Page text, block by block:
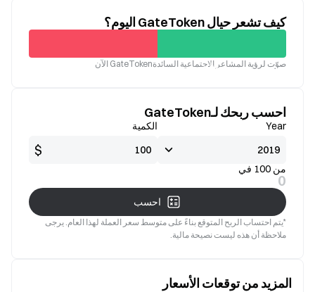
كيف تشعر حيال GateToken اليوم؟
جيدة
غير
صوّت لرؤية المشاعر الاجتماعية السائدةGateToken الآن
احسب ربحك لـGateToken
Year الكمية
$
من 100 في
0
احسب
*يتم احتساب الربح المتوقع بناءً على متوسط سعر العملة لهذا العام. يرجى
ملاحظة أن هذه ليست نصيحة مالية.
المزيد من توقعات الأسعار